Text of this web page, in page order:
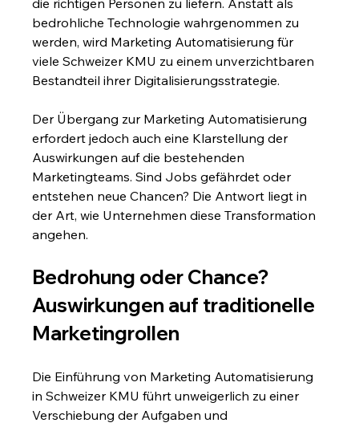
bedrohliche Technologie wahrgenommen zu
werden, wird Marketing Automatisierung für
viele Schweizer KMU zu einem unverzichtbaren
Bestandteil ihrer Digitalisierungsstrategie.
Der Übergang zur Marketing Automatisierung
erfordert jedoch auch eine Klarstellung der
Auswirkungen auf die bestehenden
Marketingteams. Sind Jobs gefährdet oder
entstehen neue Chancen? Die Antwort liegt in
der Art, wie Unternehmen diese Transformation
angehen.
Bedrohung oder Chance?
Auswirkungen auf traditionelle
Marketingrollen
Die Einführung von Marketing Automatisierung
in Schweizer KMU führt unweigerlich zu einer
Verschiebung der Aufgaben und